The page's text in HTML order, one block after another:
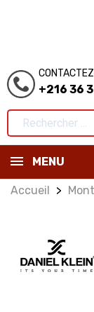
+216 36
MENU
Accueil